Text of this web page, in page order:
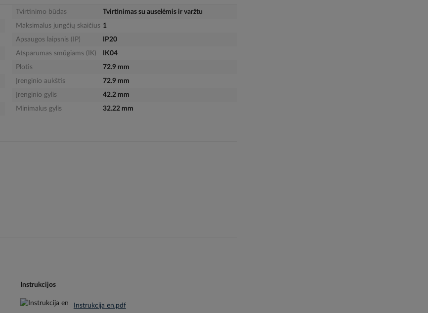
Tvirtinimo būdas
Tvirtinimas su auselėmis ir varžtu
Maksimalus jungčių skaičius 1
Apsaugos laipsnis (IP)
IP20
Atsparumas smūgiams (IK)
IK04
Plotis
72.9 mm
Įrenginio aukštis
72.9 mm
Įrenginio gylis
42.2 mm
Minimalus gylis
32.22 mm
Instrukcijos
Instrukcija en.pdf